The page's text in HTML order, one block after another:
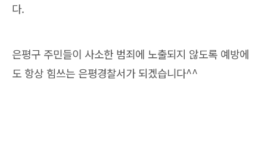
다.
은평구 주민들이 사소한 범죄에 노출되지 않도록 예방에
도 항상 힘쓰는 은평경찰서가 되겠습니다^^